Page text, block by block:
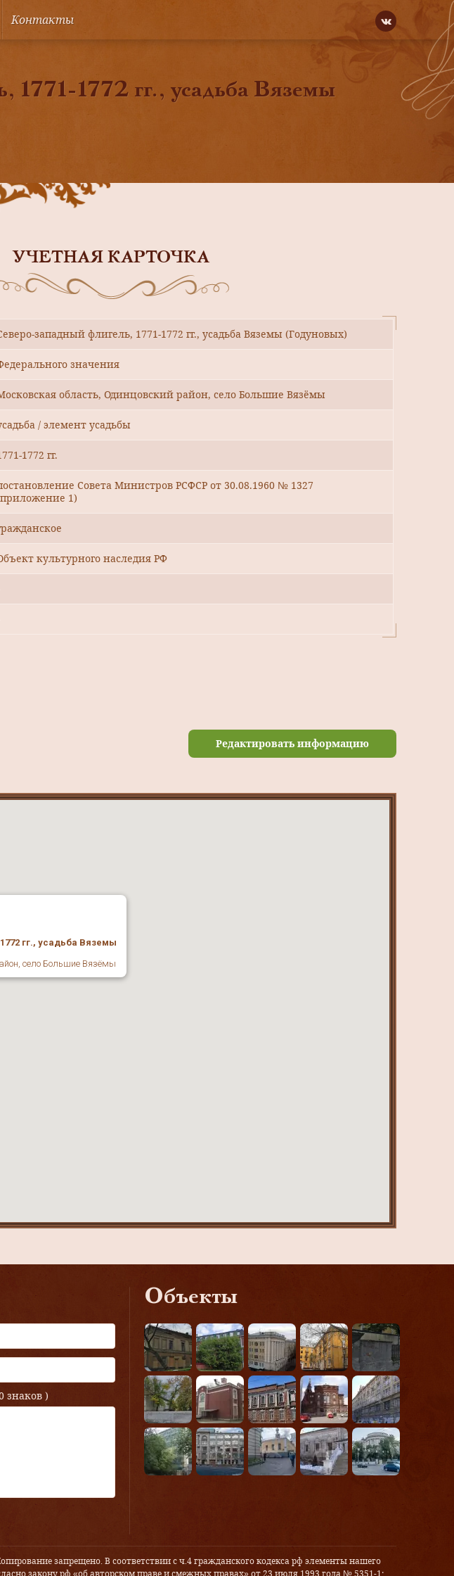
Контакты
1771-1772 гг., усадьба Вяземы
УЧЕТНАЯ КАРТОЧКА
западный флигель, 1771-1772 гг., усадьба Вяземы (Годуновых)
значения
область, Одинцовский район, село Большие Вязёмы
/ элемент усадьбы
1772 гг.
Совета Министров РСФСР от 30.08.1960 № 1327
1)
культурного наследия РФ
Редактировать информацию
гг., усадьба Вяземы
село Большие Вязёмы
знаков )
Объекты
запрещено. В соответствии с ч.4 гражданского кодекса рф элементы нашего